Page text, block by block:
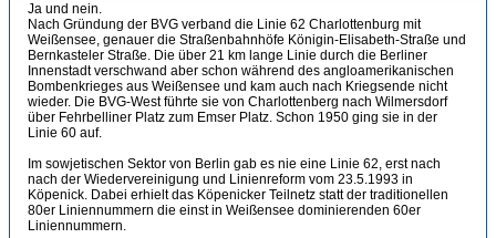
Ja und nein.
Nach Gründung der BVG verband die Linie 62 Charlottenburg mit
Weißensee, genauer die Straßenbahnhöfe Königin-Elisabeth-Straße und
Bernkasteler Straße. Die über 21 km lange Linie durch die Berliner
Innenstadt verschwand aber schon während des angloamerikanischen
Bombenkrieges aus Weißensee und kam auch nach Kriegsende nicht
wieder. Die BVG-West führte sie von Charlottenberg nach Wilmersdorf
über Fehrbelliner Platz zum Emser Platz. Schon 1950 ging sie in der
Linie 60 auf.
Im sowjetischen Sektor von Berlin gab es nie eine Linie 62, erst nach
nach der Wiedervereinigung und Linienreform vom 23.5.1993 in
Köpenick. Dabei erhielt das Köpenicker Teilnetz statt der traditionellen
80er Liniennummern die einst in Weißensee dominierenden 60er
Liniennummern.